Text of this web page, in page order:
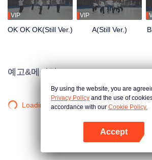
VIP
OK OK OK(Still Ver.)
VIP
A(Still Ver.)
예고&메이킹
Loading…
By using the website, you are
Privacy Policy and the use of
accordance with our Cookie Policy.
Accept